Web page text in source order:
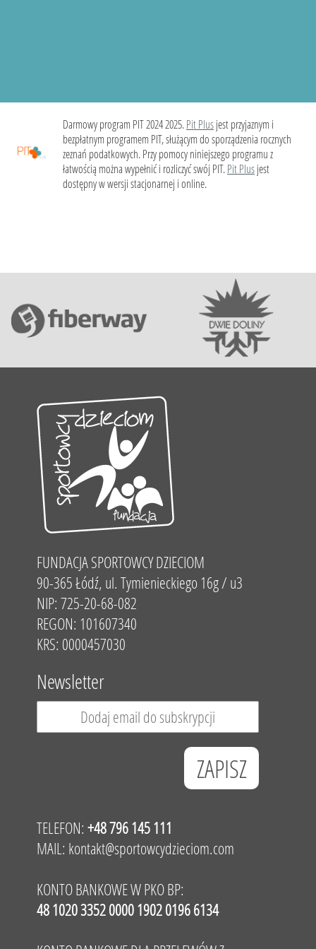
Darmowy program PIT 2024 2025.Pit Plusjest przyjaznym i
bezpłatnym programem PIT, służącym do sporządzenia rocznych
zeznań podatkowych. Przy pomocy niniejszego programu z
łatwością można wypełnić i rozliczyć swój PIT.Pit Plusjest
dostępny w wersji stacjonarnej i online.
FUNDACJA SPORTOWCY DZIECIOM
90-365 Łódź, ul. Tymienieckiego 16g / u3
NIP: 725-20-68-082
REGON: 101607340
KRS: 0000457030
Newsletter
TELEFON: +48 796 145 111
MAIL: kontakt@sportowcydzieciom.com
KONTO BANKOWE W PKO BP:
48 1020 3352 0000 1902 0196 6134